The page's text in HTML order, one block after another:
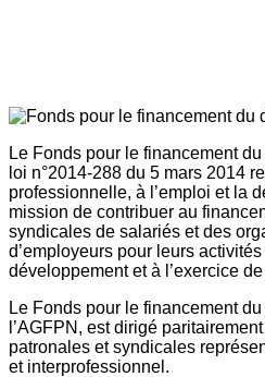
Le Fonds pour le financement
loi n°2014-288 du 5 mars 2014
professionnelle, à l’emploi et la
mission de contribuer au
syndicales de salariés et des
d’employeurs pour leurs
développement et à l’exercice
Le Fonds pour le financement
l’AGFPN, est dirigé
patronales et syndicales
et interprofessionnel.